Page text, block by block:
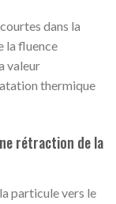
dans la
la fluence
valeur
thermique
rétraction de la
particule vers le